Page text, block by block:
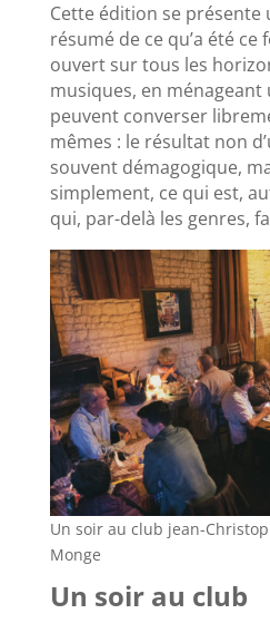
Cette édition se présente
résumé de ce qu’a été ce
ouvert sur tous les
musiques, en ménageant
peuvent converser
mêmes : le résultat non
souvent démagogique,
simplement, ce qui est,
qui, par-delà les genres,
Un soir au club jean-
Monge
Un soir au club